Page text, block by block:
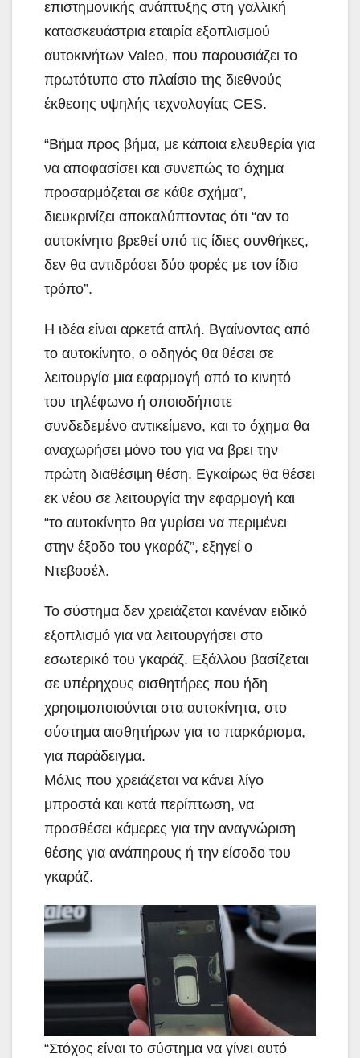
επιστημονικής ανάπτυξης στη γαλλική
κατασκευάστρια εταιρία εξοπλισμού
αυτοκινήτων Valeo, που παρουσιάζει το
πρωτότυπο στο πλαίσιο της διεθνούς
έκθεσης υψηλής τεχνολογίας CES.
“Βήμα προς βήμα, με κάποια ελευθερία για
να αποφασίσει και συνεπώς το όχημα
προσαρμόζεται σε κάθε σχήμα”,
διευκρινίζει αποκαλύπτοντας ότι “αν το
αυτοκίνητο βρεθεί υπό τις ίδιες συνθήκες,
δεν θα αντιδράσει δύο φορές με τον ίδιο
τρόπο”.
Η ιδέα είναι αρκετά απλή. Βγαίνοντας από
το αυτοκίνητο, ο οδηγός θα θέσει σε
λειτουργία μια εφαρμογή από το κινητό
του τηλέφωνο ή οποιοδήποτε
συνδεδεμένο αντικείμενο, και το όχημα θα
αναχωρήσει μόνο του για να βρει την
πρώτη διαθέσιμη θέση. Εγκαίρως θα θέσει
εκ νέου σε λειτουργία την εφαρμογή και
“το αυτοκίνητο θα γυρίσει να περιμένει
στην έξοδο του γκαράζ”, εξηγεί ο
Ντεβοσέλ.
Το σύστημα δεν χρειάζεται κανέναν ειδικό
εξοπλισμό για να λειτουργήσει στο
εσωτερικό του γκαράζ. Εξάλλου βασίζεται
σε υπέρηχους αισθητήρες που ήδη
χρησιμοποιούνται στα αυτοκίνητα, στο
σύστημα αισθητήρων για το παρκάρισμα,
για παράδειγμα.
Μόλις που χρειάζεται να κάνει λίγο
μπροστά και κατά περίπτωση, να
προσθέσει κάμερες για την αναγνώριση
θέσης για ανάπηρους ή την είσοδο του
γκαράζ.
“Στόχος είναι το σύστημα να γίνει αυτό